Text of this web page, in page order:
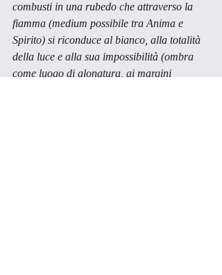
combusti in una rubedo che attraverso la
fiamma (medium possibile tra Anima e
Spirito) si riconduce al bianco, alla totalità
della luce e alla sua impossibilità (ombra
come luogo di alonatura, ai margini